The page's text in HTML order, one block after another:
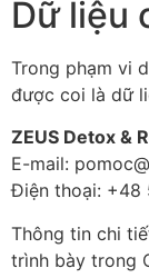
Dữ liệu
Trong phạm vi
được coi là dữ
ZEUS Detox &
E-mail:
Điện thoại: +48
Thông tin chi
trình bày trong